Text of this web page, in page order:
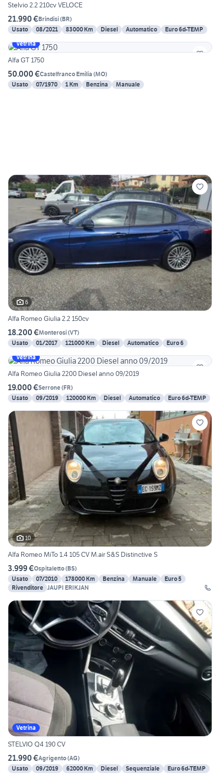
Stelvio 2.2 210cv VELOCE
21.990 €Brindisi(BR)
Usato
08/2021 83000 Km Diesel Automatico
Euro 6d-TEMP
Vetrina
Alfa GT 1750
50.000 €Castelfranco Emilia (MO)
Usato
07/1970 1 Km Benzina Manuale
6
Alfa Romeo Giulia 2.2 150cv
18.200 €Monterosi(VT)
Usato
01/2017 121000 Km Diesel Automatico
Euro 6
Vetrina
Alfa Romeo Giulia 2200 Diesel anno 09/2019
19.000 €Serrone(FR)
Usato
09/2019 120000 Km Diesel Automatico Euro 6d-TEMP
10
Alfa Romeo MiTo 1.4 105 CV M.air S&S Distinctive S
3.999 €Ospitaletto(BS)
Usato
07/2010 178000 Km Benzina Manuale
Euro 5
Rivenditore JAUPI ERIKJAN
Vetrina
STELVIO Q4 190 CV
21.990 €Agrigento(AG)
Usato
09/2019 62000 Km Diesel Sequenziale
Euro 6d-TEMP